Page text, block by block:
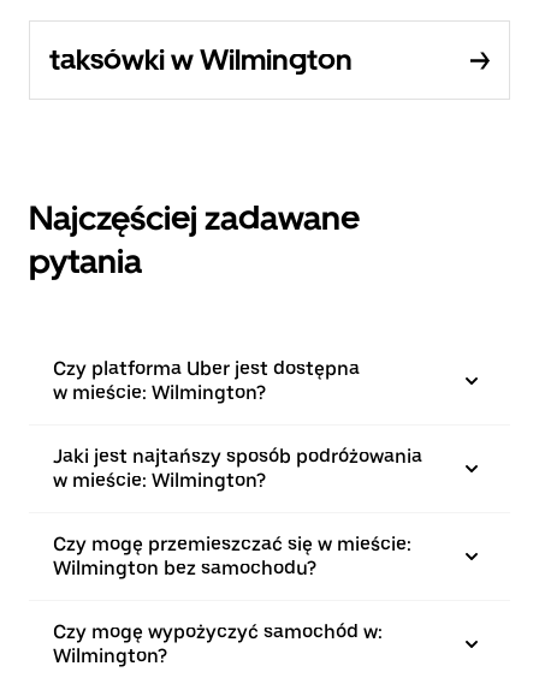
taksówki w Wilmington
Najczęściej zadawane
pytania
Czy platforma Uber jest dostępna
w mieście: Wilmington?
Jaki jest najtańszy sposób podróżowania
w mieście: Wilmington?
Czy mogę przemieszczać się w mieście:
Wilmington bez samochodu?
Czy mogę wypożyczyć samochód w:
Wilmington?